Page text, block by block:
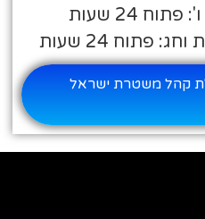
24 שעות
פתוח 24 שעות
קהל משטרת ישראל